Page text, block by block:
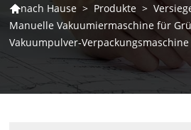
nach Hause > Produkte >
Manuelle Vakuumiermaschine für
Vakuumpulver-Verpackungsmaschine